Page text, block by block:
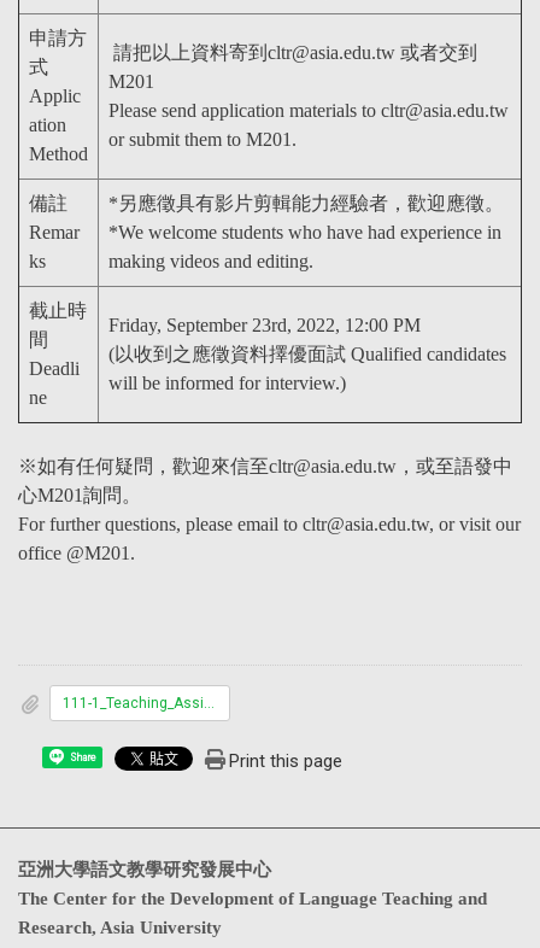
申請方
式
Applic
ation
Method
請把以上資料寄到cltr@asia.edu.tw 或者交到
M201
Please send application materials to cltr@asia.edu.tw
or submit them to M201.
備註
Remar
ks
*另應徵具有影片剪輯能力經驗者，歡迎應徵。
*We welcome students who have had experience in
making videos and editing.
截止時
間
Deadli
ne
Friday, September 23rd, 2022, 12:00 PM
(以收到之應徵資料擇優面試 Qualified candidates
will be informed for interview.)
※如有任何疑問，歡迎來信至cltr@asia.edu.tw，或至語發中
心M201詢問。
For further questions, please email to cltr@asia.edu.tw, or visit our
office @M201.
Share Print this page
亞洲大學語文教學研究發展中心
The Center for the Development of Language Teaching and
Research, Asia University